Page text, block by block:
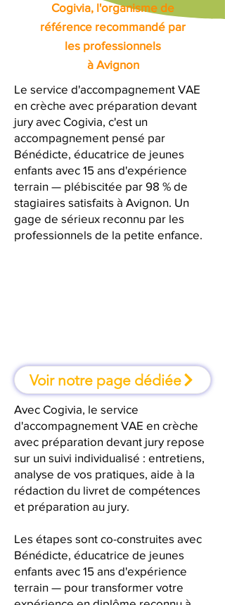
Cogivia, l'organisme de
référence recommandé par
les professionnels
à Avignon
Le service d'accompagnement VAE
en crèche avec préparation devant
jury avec Cogivia, c'est un
accompagnement pensé par
Bénédicte, éducatrice de jeunes
enfants avec 15 ans d'expérience
terrain — plébiscitée par 98 % de
stagiaires satisfaits à Avignon. Un
gage de sérieux reconnu par les
professionnels de la petite enfance.
Voir notre page dédiée
Avec Cogivia, le service
d'accompagnement VAE en crèche
avec préparation devant jury repose
sur un suivi individualisé : entretiens,
analyse de vos pratiques, aide à la
rédaction du livret de compétences
et préparation au jury.
Les étapes sont co-construites avec
Bénédicte, éducatrice de jeunes
enfants avec 15 ans d'expérience
terrain — pour transformer votre